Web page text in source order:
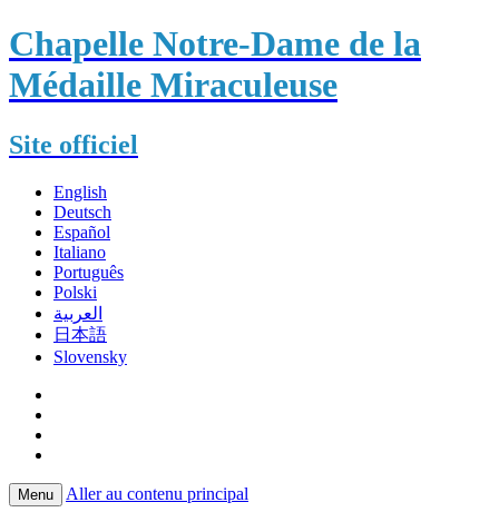
Chapelle Notre-Dame de la
Médaille Miraculeuse
Site officiel
English
Deutsch
Español
Italiano
Português
Polski
العربية
日本語
Slovensky
Menu Aller au contenu principal